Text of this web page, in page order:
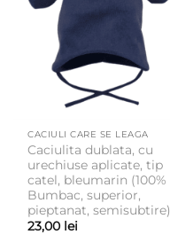
CACIULI CARE SE LEAGA
Caciulita dublata, cu
urechiuse aplicate, tip
catel, bleumarin (100%
Bumbac, superior,
pieptanat, semisubtire)
23,00 lei